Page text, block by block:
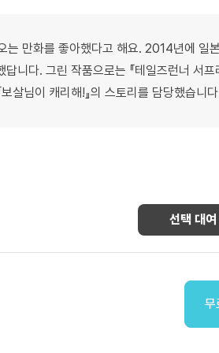
는 만화를 좋아했다고 해요. 2014년에 일본
니다. 그린 작품으로는 『테일즈런너 서프
살님이 캐리해!』의 스토리를 담당했습니
선택 대여
무